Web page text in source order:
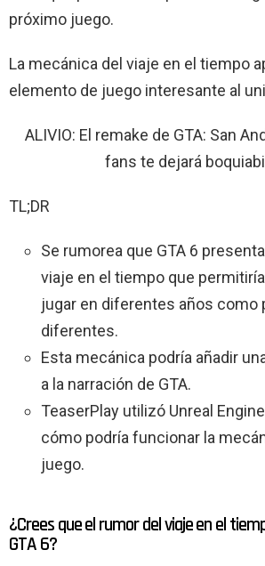
próximo juego.
La mecánica del viaje en el tiempo
elemento de juego interesante al
ALIVIO: El remake de GTA: San
fans te dejará
TL;DR
Se rumorea que GTA 6
viaje en el tiempo que
jugar en diferentes años como
diferentes.
Esta mecánica podría añadir
a la narración de GTA.
TeaserPlay utilizó Unreal
cómo podría funcionar la
juego.
¿Crees que el rumor del viaje en el
GTA 6?